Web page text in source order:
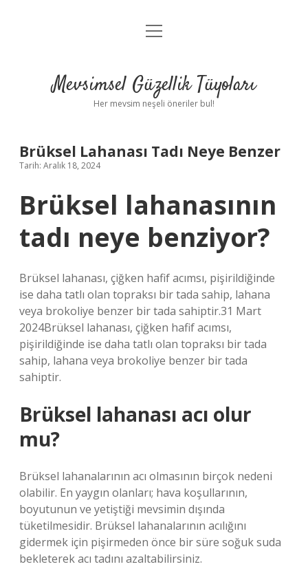
Anasayfa
Yasal Uyarı
menüyü
Mevsimsel Güzellik Tüyoları
Her mevsim neşeli öneriler bul!
Brüksel Lahanası Tadı Neye Benzer
Tarih: Aralık 18, 2024
Brüksel lahanasının
tadı neye benziyor?
Brüksel lahanası, çiğken hafif acımsı, pişirildiğinde
ise daha tatlı olan topraksı bir tada sahip, lahana
veya brokoliye benzer bir tada sahiptir.31 Mart
2024Brüksel lahanası, çiğken hafif acımsı,
pişirildiğinde ise daha tatlı olan topraksı bir tada
sahip, lahana veya brokoliye benzer bir tada
sahiptir.
Brüksel lahanası acı olur
mu?
Brüksel lahanalarının acı olmasının birçok nedeni
olabilir. En yaygın olanları; hava koşullarının,
boyutunun ve yetiştiği mevsimin dışında
tüketilmesidir. Brüksel lahanalarının acılığını
gidermek için pişirmeden önce bir süre soğuk suda
bekleterek acı tadını azaltabilirsiniz.